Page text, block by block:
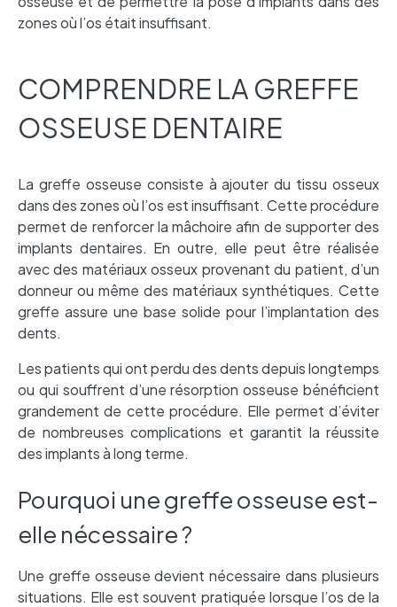
zones où l’os était insuffisant.
COMPRENDRE LA GREFFE
OSSEUSE DENTAIRE
La greffe osseuse consiste à ajouter du tissu osseux
dans des zones où l’os est insuffisant. Cette procédure
permet de renforcer la mâchoire afin de supporter des
implants dentaires. En outre, elle peut être réalisée
avec des matériaux osseux provenant du patient, d’un
donneur ou même des matériaux synthétiques. Cette
greffe assure une base solide pour l’implantation des
dents.
Les patients qui ont perdu des dents depuis longtemps
ou qui souffrent d’une résorption osseuse bénéficient
grandement de cette procédure. Elle permet d’éviter
de nombreuses complications et garantit la réussite
des implants à long terme.
Pourquoi une greffe osseuse est-
elle nécessaire ?
Une greffe osseuse devient nécessaire dans plusieurs
situations. Elle est souvent pratiquée lorsque l’os de la